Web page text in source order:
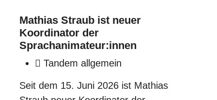
Mathias Straub ist neuer
Koordinator der
Sprachanimateur:innen
Tandem allgemein
Seit dem 15. Juni 2026 ist Mathias